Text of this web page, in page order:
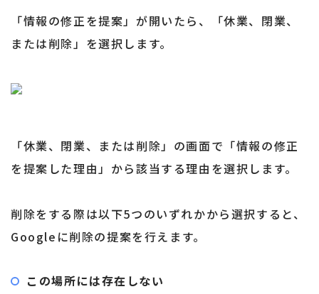
「情報の修正を提案」が開いたら、「休業、閉業、
または削除」を選択します。
「休業、閉業、または削除」の画面で「情報の修正
を提案した理由」から該当する理由を選択します。
削除をする際は以下5つのいずれかから選択すると、
Googleに削除の提案を行えます。
この場所には存在しない